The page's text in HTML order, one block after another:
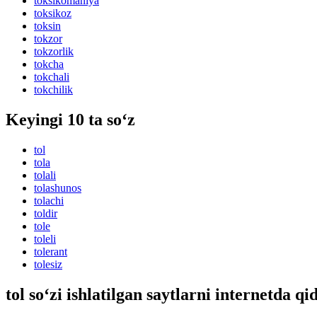
toksikoz
toksin
tokzor
tokzorlik
tokcha
tokchali
tokchilik
Keyingi 10 ta so‘z
tol
tola
tolali
tolashunos
tolachi
toldir
tole
toleli
tolerant
tolesiz
tol so‘zi ishlatilgan saytlarni internetda